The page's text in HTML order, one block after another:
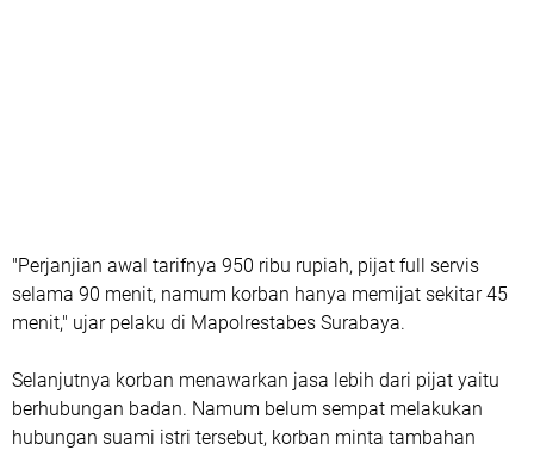
"Perjanjian awal tarifnya 950 ribu rupiah, pijat full servis
selama 90 menit, namum korban hanya memijat sekitar 45
menit," ujar pelaku di Mapolrestabes Surabaya.
Selanjutnya korban menawarkan jasa lebih dari pijat yaitu
berhubungan badan. Namum belum sempat melakukan
hubungan suami istri tersebut, korban minta tambahan